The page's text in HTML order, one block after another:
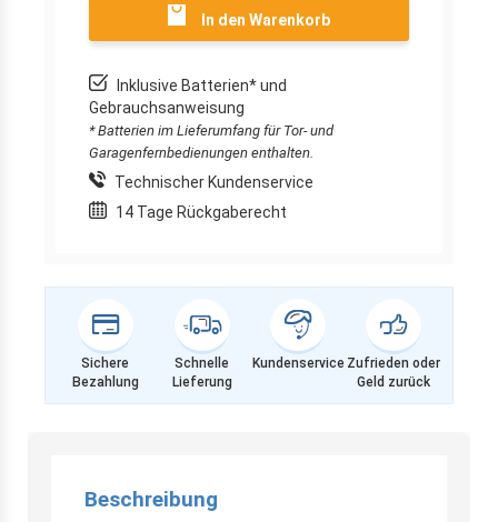
In den Warenkorb
Inklusive Batterien* und
Gebrauchsanweisung
* Batterien im Lieferumfang für Tor- und
Garagenfernbedienungen enthalten.
Technischer Kundenservice
14 Tage Rückgaberecht
Sichere
Bezahlung
Schnelle
Lieferung
Kundenservice Zufrieden oder
Geld zurück
Beschreibung